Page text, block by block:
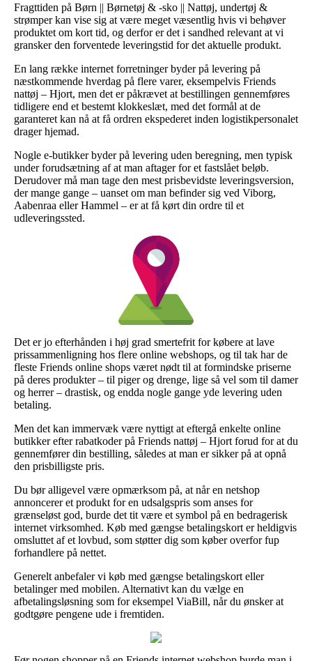
Fragttiden på Børn || Børnetøj & -sko || Nattøj, undertøj &
strømper kan vise sig at være meget væsentlig hvis vi behøver
produktet om kort tid, og derfor er det i sandhed relevant at vi
gransker den forventede leveringstid for det aktuelle produkt.
En lang række internet forretninger byder på levering på
næstkommende hverdag på flere varer, eksempelvis Friends
nattøj – Hjort, men det er påkrævet at bestillingen gennemføres
tidligere end et bestemt klokkeslæt, med det formål at de
garanteret kan nå at få ordren ekspederet inden logistikpersonalet
drager hjemad.
Nogle e-butikker byder på levering uden beregning, men typisk
under forudsætning af at man aftager for et fastslået beløb.
Derudover må man tage den mest prisbevidste leveringsversion,
der mange gange – uanset om man befinder sig ved Viborg,
Aabenraa eller Hammel – er at få kørt din ordre til et
udleveringssted.
Det er jo efterhånden i høj grad smertefrit for købere at lave
prissammenligning hos flere online webshops, og til tak har de
fleste Friends online shops været nødt til at formindske priserne
på deres produkter – til piger og drenge, lige så vel som til damer
og herrer – drastisk, og endda nogle gange yde levering uden
betaling.
Men det kan immervæk være nyttigt at eftergå enkelte online
butikker efter rabatkoder på Friends nattøj – Hjort forud for at du
gennemfører din bestilling, således at man er sikker på at opnå
den prisbilligste pris.
Du bør alligevel være opmærksom på, at når en netshop
annoncerer et produkt for en udsalgspris som anses for
grænseløst god, burde det tit være et symbol på en bedragerisk
internet virksomhed. Køb med gængse betalingskort er heldigvis
omsluttet af et lovbud, som støtter dig som køber overfor fup
forhandlere på nettet.
Generelt anbefaler vi køb med gængse betalingskort eller
betalinger med mobilen. Alternativt kan du vælge en
afbetalingsløsning som for eksempel ViaBill, når du ønsker at
godtgøre pengene ude i fremtiden.